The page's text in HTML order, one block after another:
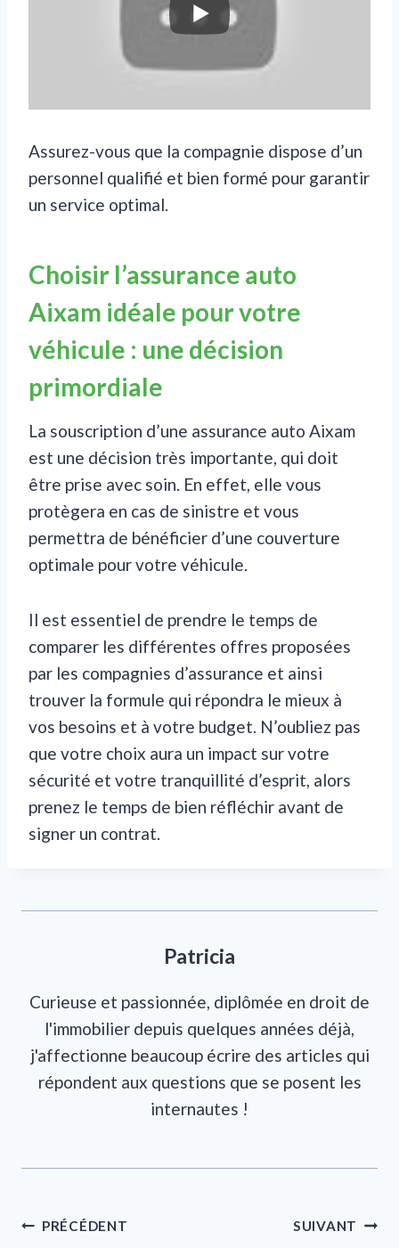
Assurez-vous que la compagnie dispose d’un
personnel qualifié et bien formé pour garantir
un service optimal.
Choisir l’assurance auto
Aixam idéale pour votre
véhicule : une décision
primordiale
La souscription d’une assurance auto Aixam
est une décision très importante, qui doit
être prise avec soin. En effet, elle vous
protègera en cas de sinistre et vous
permettra de bénéficier d’une couverture
optimale pour votre véhicule.
Il est essentiel de prendre le temps de
comparer les différentes offres proposées
par les compagnies d’assurance et ainsi
trouver la formule qui répondra le mieux à
vos besoins et à votre budget. N’oubliez pas
que votre choix aura un impact sur votre
sécurité et votre tranquillité d’esprit, alors
prenez le temps de bien réfléchir avant de
signer un contrat.
Patricia
Curieuse et passionnée, diplômée en droit de
l'immobilier depuis quelques années déjà,
j'affectionne beaucoup écrire des articles qui
répondent aux questions que se posent les
internautes !
Navigation
PRÉCÉDENT SUIVANT